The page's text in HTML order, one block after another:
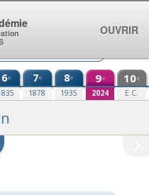
6e 7e
1878
8e
1935
9e
2024
10e
E.C.
OUVRIR